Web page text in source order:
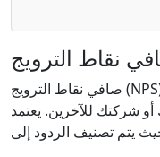
صافي نقاط الترويج (NPS) هو مقياس لرضا العملاء يقيم مدى
أو شركتك للآخرين. يعتمد